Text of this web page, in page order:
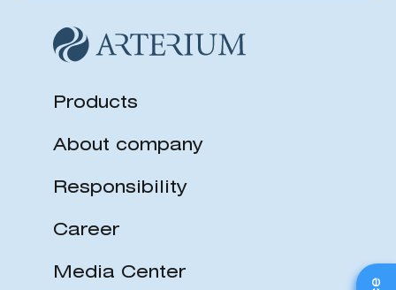
Products
About company
Responsibility
Career
Media Center